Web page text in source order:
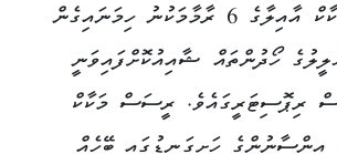
ރީސަސް މަކާކް އާއިލާގެ 6 ރާމާމަކުނު ހިމަނައިގެން
ހޯދުންތައް ޝާއިއުކޮށްފައިވަނީ
ރިޕޮސިޓަރީގައެވެ. ރީސަސް މަކާކް